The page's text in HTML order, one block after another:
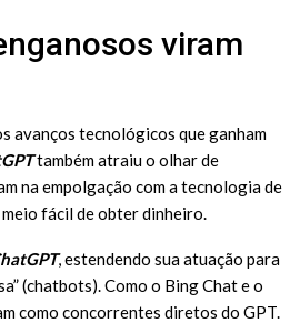
viram
avanços tecnológicos que ganham
também atraiu o olhar de
na empolgação com a tecnologia de
fácil de obter dinheiro.
, estendendo sua atuação para
(chatbots). Como o Bing Chat e o
como concorrentes diretos do GPT.